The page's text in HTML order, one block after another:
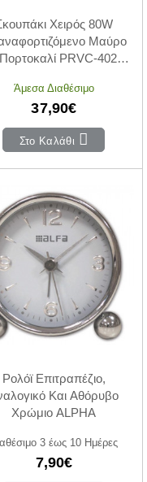
Χειρός 80W
Μαύρο
PRVC-40294
Άμεσα Διαθέσιμο
37,90€
Στο Καλάθι
Ρολόϊ Επιτραπέζιο,
Και Αθόρυβο
Χρώμιο ALPHA
3 έως 10 Ημέρες
7,90€